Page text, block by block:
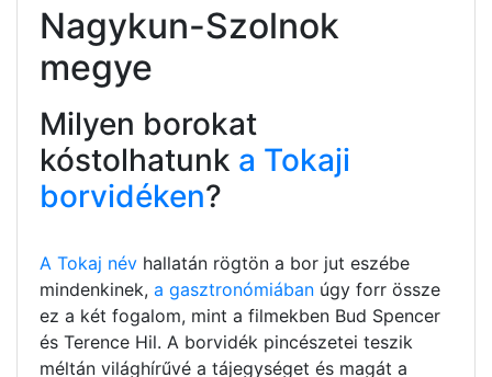
Nagykun-Szolnok
megye
Milyen borokat
kóstolhatunk a Tokaji
borvidéken?
A Tokaj név hallatán rögtön a bor jut eszébe
mindenkinek, a gasztronómiában úgy forr össze
ez a két fogalom, mint a filmekben Bud Spencer
és Terence Hil. A borvidék pincészetei teszik
méltán világhírűvé a tájegységet és magát a